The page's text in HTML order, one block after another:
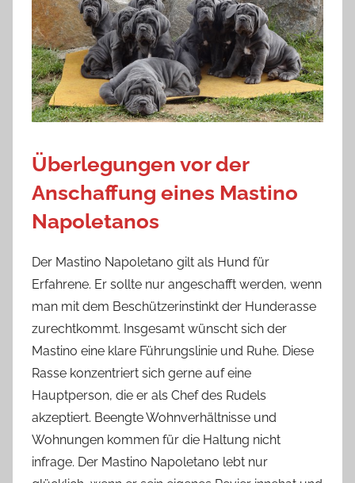
Überlegungen vor der
Anschaffung eines Mastino
Napoletanos
Der Mastino Napoletano gilt als Hund für
Erfahrene. Er sollte nur angeschafft werden, wenn
man mit dem Beschützerinstinkt der Hunderasse
zurechtkommt. Insgesamt wünscht sich der
Mastino eine klare Führungslinie und Ruhe. Diese
Rasse konzentriert sich gerne auf eine
Hauptperson, die er als Chef des Rudels
akzeptiert. Beengte Wohnverhältnisse und
Wohnungen kommen für die Haltung nicht
infrage. Der Mastino Napoletano lebt nur